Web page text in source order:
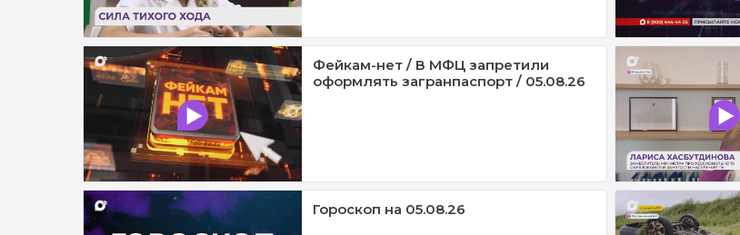
Фейкам-нет / В МФЦ запретили
оформлять загранпаспорт / 05.08.26
Гороскоп на 05.08.26